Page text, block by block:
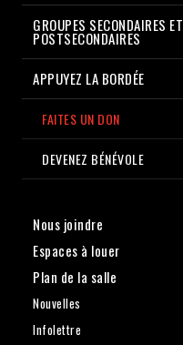
GROUPES SECONDAIRES ET
POSTSECONDAIRES
APPUYEZ LA BORDÉE
FAITES UN DON
DEVENEZ BÉNÉVOLE
Nous joindre
Espaces à louer
Plan de la salle
Nouvelles
Infolettre